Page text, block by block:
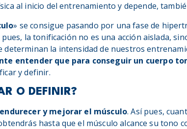
al inicio del entrenamiento y depende,
» se consigue pasando por una fase de
la tonificación no es una acción aislada,
la intensidad de nuestros
entender que para conseguir un cuerpo
y definir.
O DEFINIR?
endurecer y mejorar el músculo. Así pues,
hasta que el músculo alcance su tono